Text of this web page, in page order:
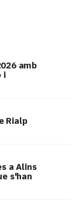
amb
i
Rialp
a Alins
s'han